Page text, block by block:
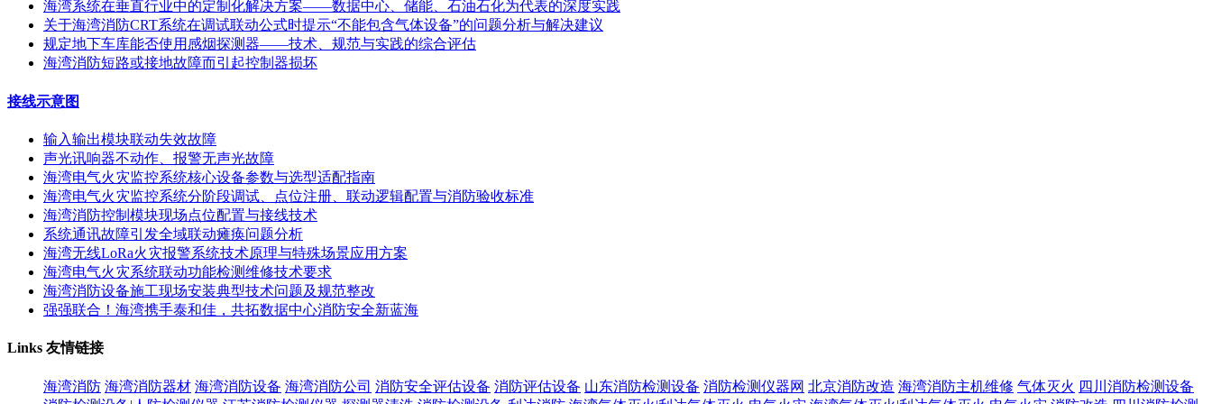
海湾系统在垂直行业中的定制化解决方案——数据中心、储能、石油石化为代表的深度实践
关于海湾消防CRT系统在调试联动公式时提示“不能包含气体设备”的问题分析与解决建议
规定地下车库能否使用感烟探测器——技术、规范与实践的综合评估
海湾消防短路或接地故障而引起控制器损坏
接线示意图
输入输出模块联动失效故障
声光讯响器不动作、报警无声光故障
海湾电气火灾监控系统核心设备参数与选型适配指南
海湾电气火灾监控系统分阶段调试、点位注册、联动逻辑配置与消防验收标准
海湾消防控制模块现场点位配置与接线技术
系统通讯故障引发全域联动瘫痪问题分析
海湾无线LoRa火灾报警系统技术原理与特殊场景应用方案
海湾电气火灾系统联动功能检测维修技术要求
海湾消防设备施工现场安装典型技术问题及规范整改
强强联合！海湾携手泰和佳，共拓数据中心消防安全新蓝海
Links 友情链接
海湾消防 海湾消防器材 海湾消防设备 海湾消防公司 消防安全评估设备 消防评估设备 山东消防检测设备 消防检测仪器网 北京消防改造 海湾消防主机维修 气体灭火 四川消防检测设备